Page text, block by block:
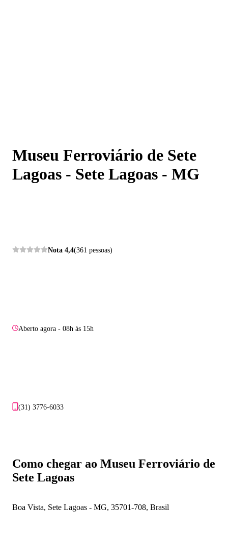
Museu Ferroviário de Sete
Lagoas - Sete Lagoas - MG
Nota 4,4(361 pessoas)
Aberto agora - 08h às 15h
(31) 3776-6033
Como chegar ao Museu Ferroviário de
Sete Lagoas
Boa Vista, Sete Lagoas - MG, 35701-708, Brasil